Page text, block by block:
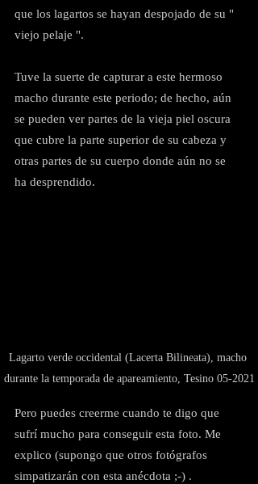
que los lagartos se hayan despojado de su "
viejo pelaje ".
Tuve la suerte de capturar a este hermoso
macho durante este periodo; de hecho, aún
se pueden ver partes de la vieja piel oscura
que cubre la parte superior de su cabeza y
otras partes de su cuerpo donde aún no se
ha desprendido.
Lagarto verde occidental (Lacerta Bilineata), macho
durante la temporada de apareamiento, Tesino 05-2021
Pero puedes creerme cuando te digo que
sufrí mucho para conseguir esta foto. Me
explico (supongo que otros fotógrafos
simpatizarán con esta anécdota ;-) .